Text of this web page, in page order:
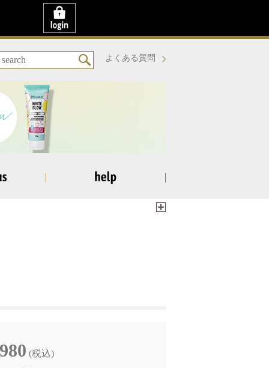
よくある質問
(税込)